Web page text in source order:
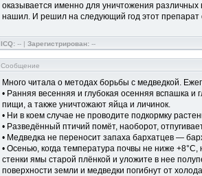
оказывается именно для уничтожения различных
нашил. И решил на следующий год этот препарат
ICQ: -- | Зарегистрирован: --
Сообщение
Много читала о методах борьбы с медведкой.
• Ранняя весенняя и глубокая осенняя вспашка
пищи, а также уничтожают яйца и личинок.
• Ни в коем случае не проводите подкормку
• Разведённый птичий помёт, наоборот,
• Медведка не переносит запаха бархатцев —
• Осенью, когда температура почвы не ниже
стенки ямы старой плёнкой и уложите в нее
поверхности земли и медведки погибнут от